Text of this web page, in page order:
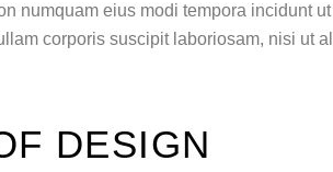
numquam eius modi tempora incidunt
corporis suscipit laboriosam, nisi ut
DESIGN